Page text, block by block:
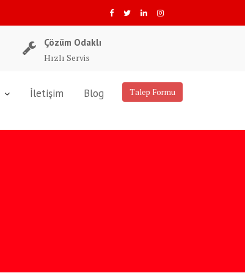
Çözüm Odaklı
Hızlı Servis
Talep Formu
İletişim Blog